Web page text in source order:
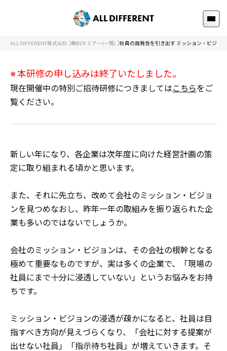
ALL DIFFERENT株式会社 無料セミナー(一覧) 社員の自発性を引き出す ミッション・ビジョ
※ 本研修の申し込みは終了いたしました。
現在開催中の特別ご招待研修につきましてはこちらをご
覧ください。
新しい年になり、各企業は次年度に向けた経営計画の策
定に取り組まれる頃かと思います。
また、それに先立ち、改めて会社のミッション・ビジョ
ンを見つめなおし、昨年一年の取組みを振り返られた企
業も多いのではないでしょうか。
会社のミッション・ビジョンは、その会社の根幹となる
極めて重要なものですが、実は多くの企業で、「現場の
社員にまで十分に浸透していない」というお悩みをお持
ちです。
ミッション・ビジョンの浸透が疎かになると、社員は目
指すべき方向が見えづらくなり、「会社に対する提案が
出せない社員」「指示待ち社員」が増えていきます。そ